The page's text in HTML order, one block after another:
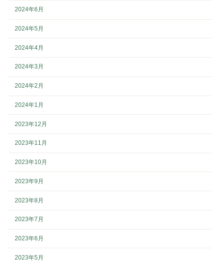
2024年6月
2024年5月
2024年4月
2024年3月
2024年2月
2024年1月
2023年12月
2023年11月
2023年10月
2023年9月
2023年8月
2023年7月
2023年6月
2023年5月